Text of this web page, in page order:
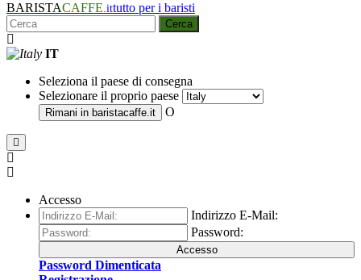
BARISTACAFFE.ittutto per i baristi
Cerca
IT
Seleziona il paese di consegna
Selezionare il proprio paese
Rimani in baristacaffe.it O
Accesso
Indirizzo E-Mail:
Password:
Accesso
Password Dimenticata